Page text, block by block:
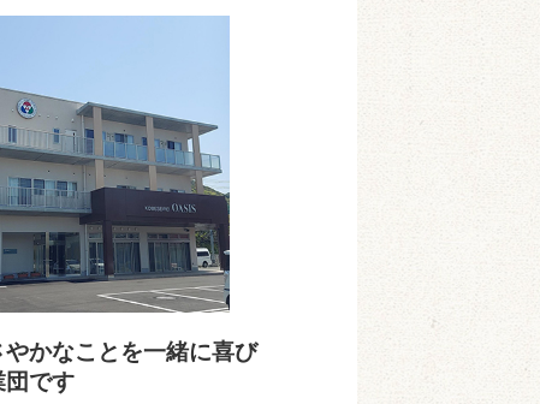
かなことを一緒に喜び
です